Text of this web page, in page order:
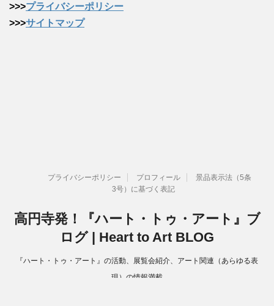
>>>プライバシーポリシー
>>>サイトマップ
プライバシーポリシー プロフィール
景品表示法（5条
3号）に基づく表記
高円寺発！『ハート・トゥ・アート』ブ
ログ | Heart to Art BLOG
『ハート・トゥ・アート』の活動、展覧会紹介、アート関連（あらゆる表
現）の情報満載